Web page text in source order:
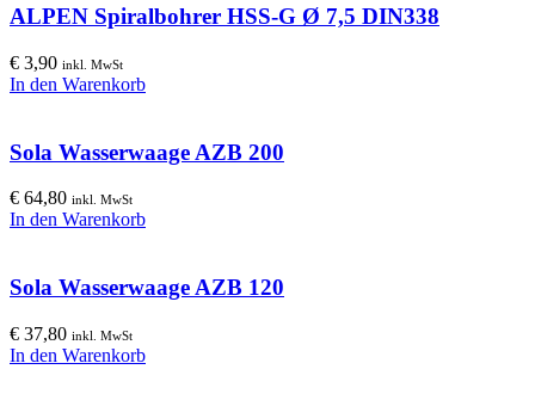
ALPEN Spiralbohrer HSS-G Ø 7,5 DIN338
€ 3,90 inkl. MwSt
In den Warenkorb
Sola Wasserwaage AZB 200
€ 64,80 inkl. MwSt
In den Warenkorb
Sola Wasserwaage AZB 120
€ 37,80 inkl. MwSt
In den Warenkorb